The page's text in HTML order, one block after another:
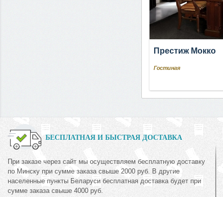
Престиж Мокко
Гостиная
БЕСПЛАТНАЯ И БЫСТРАЯ ДОСТАВКА
При заказе через сайт мы осуществляем бесплатную доставку
по Минску при сумме заказа свыше 2000 руб. В другие
населенные пункты Беларуси бесплатная доставка будет при
сумме заказа свыше 4000 руб.